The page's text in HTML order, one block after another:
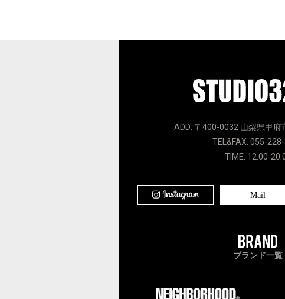
ADD. 〒400-0032 山梨県甲
TEL&FAX. 055-
TIME. 12:00-
Mail
ブランド一覧